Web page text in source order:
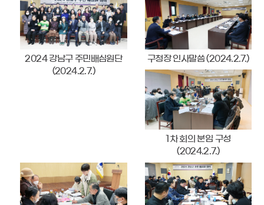
2024 강남구 주민배심원단
(2024.2.7.)
구청장 인사말씀 (2024.2.7.)
1차 회의 분임 구성
(2024.2.7.)